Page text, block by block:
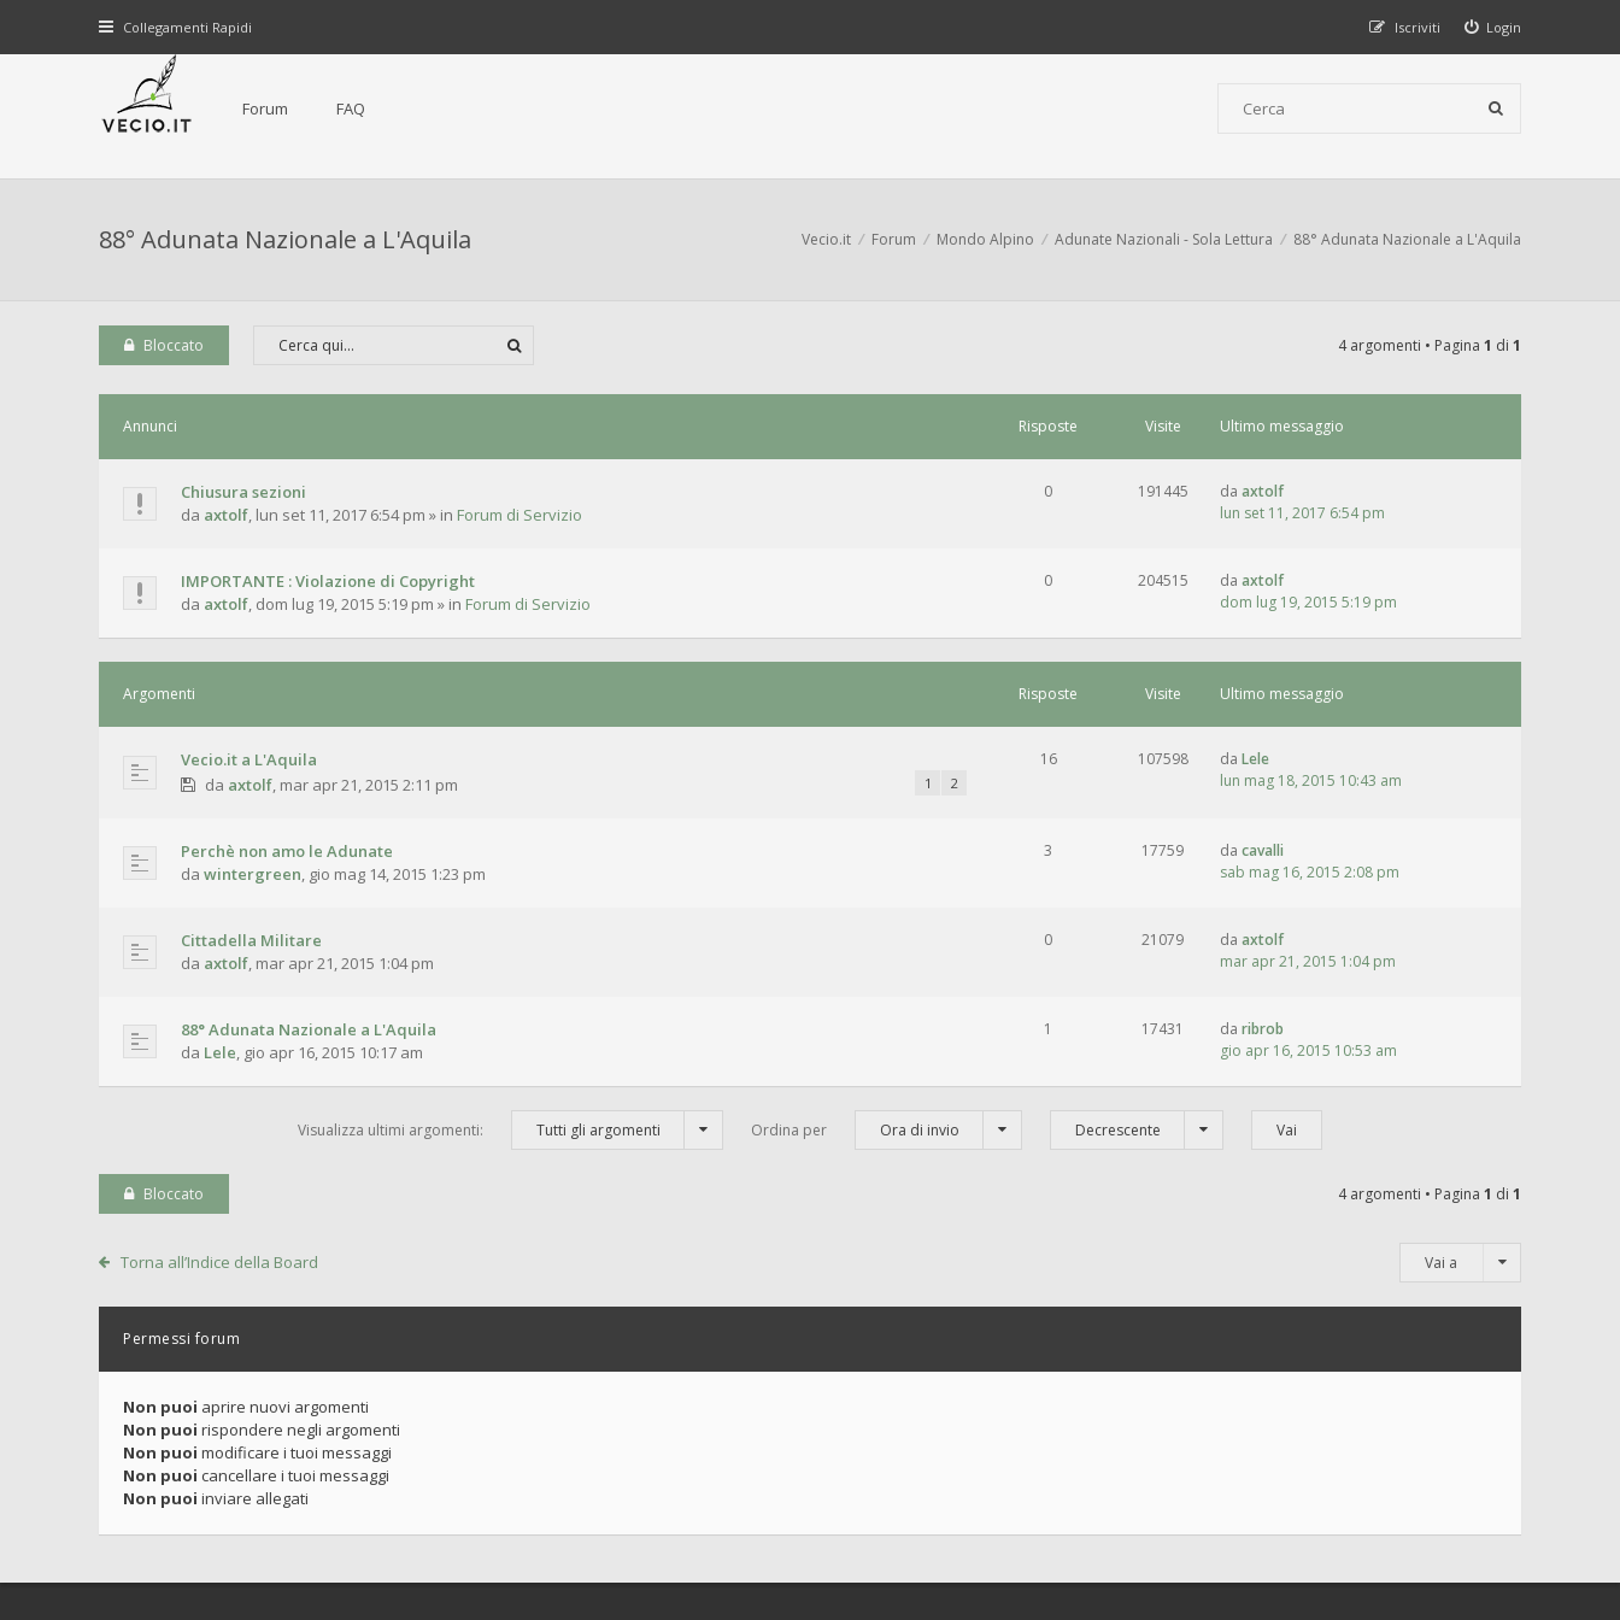
Collegamenti Rapidi Login
Iscriviti
Forum FAQ
88° Adunata Nazionale a L'Aquila Vecio.it Forum Mondo Alpino Adunate Nazionali - Sola Lettura 88° Adunata Nazionale a L'Aquila
Bloccato 4 argomenti • Pagina 1 di 1
Annunci Risposte Visite Ultimo messaggio
Chiusura sezioni
da axtolf, lun set 11, 2017 6:54 pm » in Forum di Servizio
0 191445 da axtolf
lun set 11, 2017 6:54 pm
IMPORTANTE : Violazione di Copyright
da axtolf, dom lug 19, 2015 5:19 pm » in Forum di Servizio
0 204515 da axtolf
dom lug 19, 2015 5:19 pm
Argomenti Risposte Visite Ultimo messaggio
Vecio.it a L'Aquila
da axtolf, mar apr 21, 2015 2:11 pm 1 2
16 107598 da Lele
lun mag 18, 2015 10:43 am
Perchè non amo le Adunate
da wintergreen, gio mag 14, 2015 1:23 pm
3 17759 da cavalli
sab mag 16, 2015 2:08 pm
Cittadella Militare
da axtolf, mar apr 21, 2015 1:04 pm
0 21079 da axtolf
mar apr 21, 2015 1:04 pm
88° Adunata Nazionale a L'Aquila
da Lele, gio apr 16, 2015 10:17 am
1 17431 da ribrob
gio apr 16, 2015 10:53 am
Visualizza ultimi argomenti: Tutti gli argomenti Ordina per Ora di invio Decrescente
Bloccato 4 argomenti • Pagina 1 di 1
Torna all’Indice della Board Vai a
Permessi forum
Non puoi aprire nuovi argomenti
Non puoi rispondere negli argomenti
Non puoi modificare i tuoi messaggi
Non puoi cancellare i tuoi messaggi
Non puoi inviare allegati